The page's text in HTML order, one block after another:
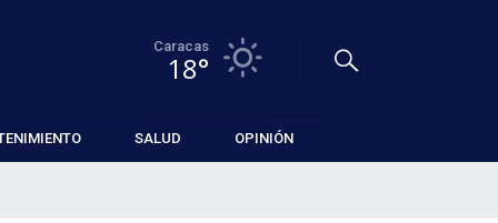
Caracas
18°
SALUD OPINIÓN